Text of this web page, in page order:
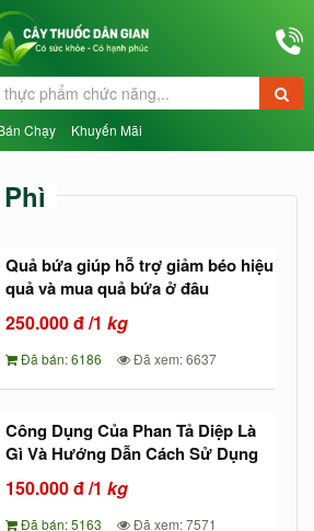
Chạy Khuyến Mãi
Quả bứa giúp hỗ trợ giảm béo hiệu
quả và mua quả bứa ở đâu
250.000đ/1 kg
Đã bán: 6186 Đã xem: 6637
Công Dụng Của Phan Tả Diệp Là
Gì Và Hướng Dẫn Cách Sử Dụng
150.000đ/1 kg
Đã bán: 5163 Đã xem: 7571